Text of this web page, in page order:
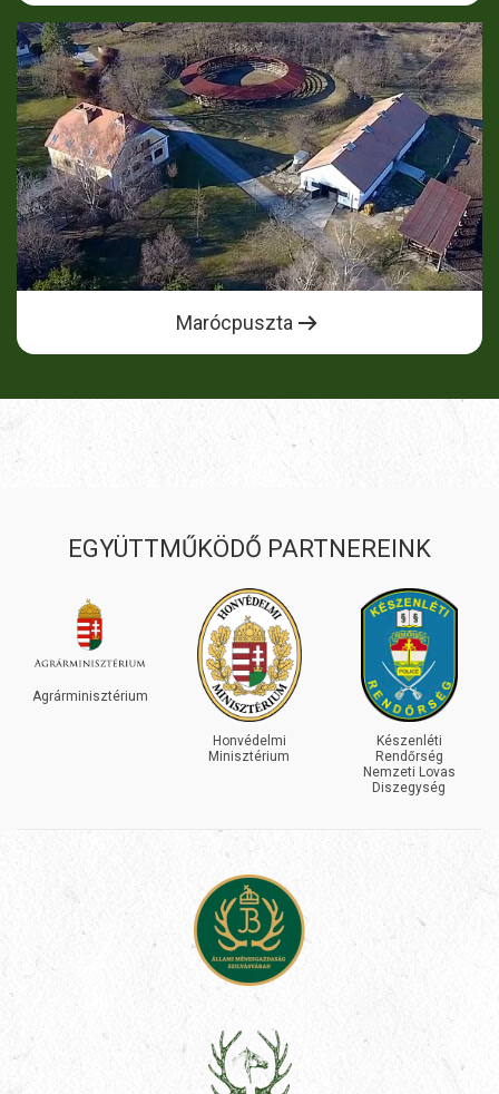
Marócpuszta
EGYÜTTMŰKÖDŐ PARTNEREINK
Készenléti
Rendőrség
INEOS
GRENADIER